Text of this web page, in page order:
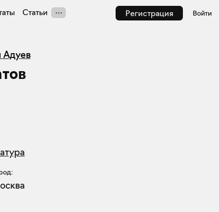
Регистрация Войти
Статьи
Адуев